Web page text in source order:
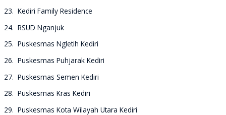
23. Kediri Family Residence
24. RSUD Nganjuk
25. Puskesmas Ngletih Kediri
26. Puskesmas Puhjarak Kediri
27. Puskesmas Semen Kediri
28. Puskesmas Kras Kediri
29. Puskesmas Kota Wilayah Utara Kediri